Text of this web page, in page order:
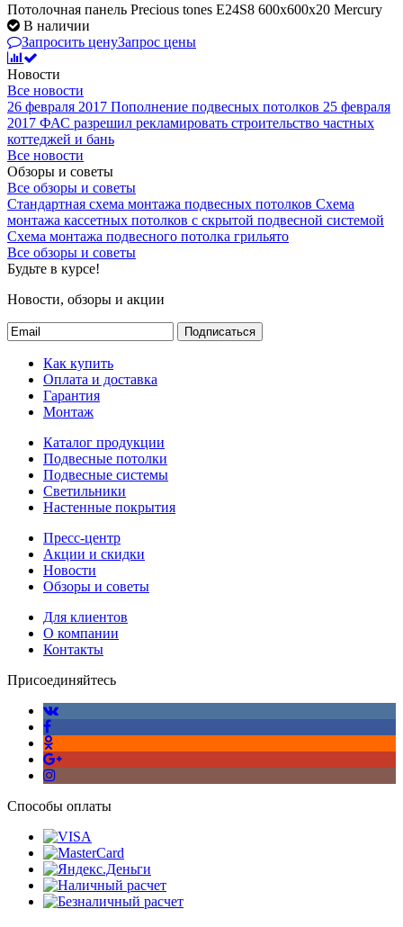
Потолочная панель Precious tones E24S8 600x600x20 Mercury
В наличии
Запросить ценуЗапрос цены
Новости
Все новости
26 февраля 2017 Пополнение подвесных потолков 25 февраля
2017 ФАС разрешил рекламировать строительство частных
коттеджей и бань
Все новости
Обзоры и советы
Все обзоры и советы
Стандартная схема монтажа подвесных потолков Схема
монтажа кассетных потолков с скрытой подвесной системой
Схема монтажа подвесного потолка грильято
Все обзоры и советы
Будьте в курсе!
Новости, обзоры и акции
Подписаться
Как купить
Оплата и доставка
Гарантия
Монтаж
Каталог продукции
Подвесные потолки
Подвесные системы
Светильники
Настенные покрытия
Пресс-центр
Акции и скидки
Новости
Обзоры и советы
Для клиентов
О компании
Контакты
Присоединяйтесь
Способы оплаты